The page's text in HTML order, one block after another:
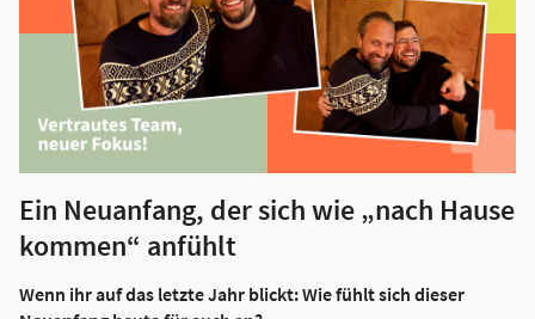
Ein Neuanfang, der sich wie „nach Hause
kommen“ anfühlt
Wenn ihr auf das letzte Jahr blickt: Wie fühlt sich dieser